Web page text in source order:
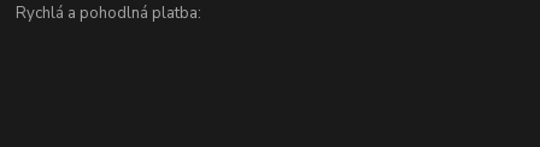
Rychlá a pohodlná platba: